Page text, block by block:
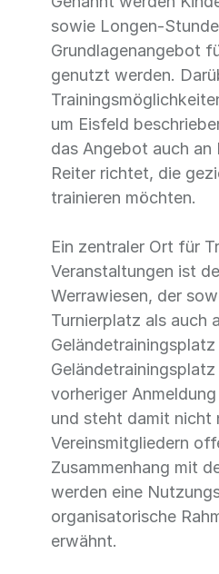
sowie Longen-
Grundlagenangebot
genutzt werden.
um Eisfeld
das Angebot auch an
Reiter richtet, die
trainieren möchten.
Ein zentraler Ort für
Veranstaltungen ist
Werrawiesen, der
Turnierplatz als auch
vorheriger
und steht damit nicht
Vereinsmitgliedern
Zusammenhang mit
werden eine
organisatorische
erwähnt.